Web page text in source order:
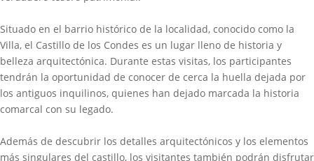
Situado en el barrio histórico de la localidad, conocido como la
Villa, el Castillo de los Condes es un lugar lleno de historia y
belleza arquitectónica. Durante estas visitas, los participantes
tendrán la oportunidad de conocer de cerca la huella dejada por
los antiguos inquilinos, quienes han dejado marcada la historia
comarcal con su legado.
Además de descubrir los detalles arquitectónicos y los elementos
más singulares del castillo, los visitantes también podrán disfrutar